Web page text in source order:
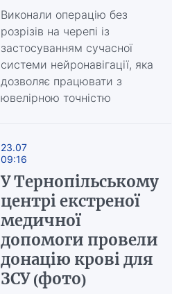
Виконали операцію без
розрізів на черепі із
застосуванням сучасної
системи нейронавігації, яка
дозволяє працювати з
ювелірною точністю
23.07
09:16
У Тернопільському
центрі екстреної
медичної
допомоги провели
донацію крові для
ЗСУ (фото)